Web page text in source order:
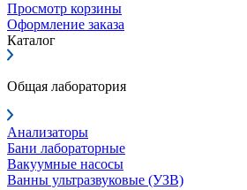
Просмотр корзины
Оформление заказа
Каталог
Общая лаборатория
Анализаторы
Бани лабораторные
Вакуумные насосы
Ванны ультразвуковые (УЗВ)